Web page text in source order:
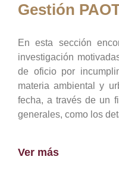
Gestión
En esta sección
investigación
de oficio por
materia ambiental y
fecha, a través de un
generales, como los
Ver más